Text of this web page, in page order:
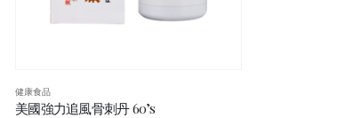
健康食品
美國強力追風骨刺丹 60’s